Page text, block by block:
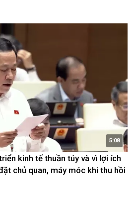
5:08
kinh tế thuần túy và vì lợi ích
chủ quan, máy móc khi thu hồi